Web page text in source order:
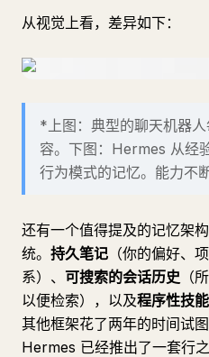
从视觉上看，差异如下：
*上图：典型的聊天机器
容。下图：Hermes 从经
行为模式的记忆。能力不
还有一个值得提及的记忆架
统。 持久笔记 （你的偏好、
系）、 可搜索的会话历史 （
以便检索），以及程序性技能
其他框架花了两年的时间试
Hermes 已经推出了一套行之